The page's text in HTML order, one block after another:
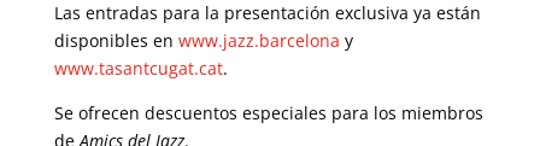
Las entradas para la presentación exclusiva ya están
disponibles en www.jazz.barcelona y
www.tasantcugat.cat.
Se ofrecen descuentos especiales para los miembros
deAmics del Jazz.